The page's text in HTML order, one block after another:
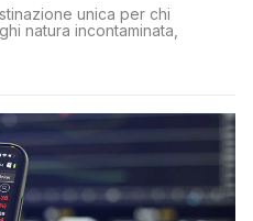
unica per chi
natura incontaminata,